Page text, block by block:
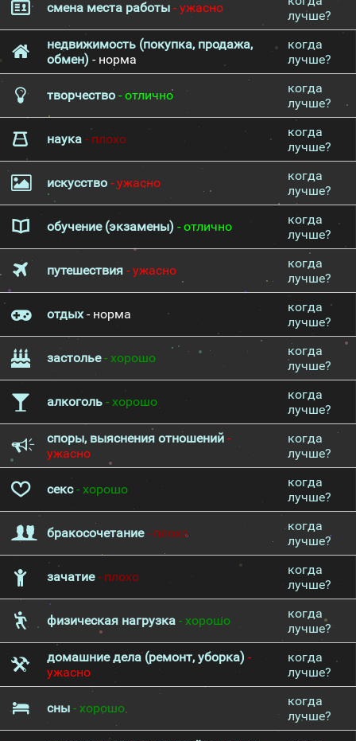
смена места работы - ужасно
лучше?
недвижимость (покупка, продажа,
обмен) - норма
когда
лучше?
творчество - отлично
когда
лучше?
наука - плохо
когда
лучше?
искусство - ужасно
когда
лучше?
обучение (экзамены) - отлично
когда
лучше?
путешествия - ужасно
когда
лучше?
отдых- норма
когда
лучше?
застолье- хорошо
когда
лучше?
алкоголь - хорошо
когда
лучше?
споры, выяснения отношений -
ужасно
когда
лучше?
секс- хорошо
когда
лучше?
бракосочетание- плохо
когда
лучше?
зачатие- плохо
когда
лучше?
физическая нагрузка - хорошо
когда
лучше?
домашние дела (ремонт, уборка) -
ужасно
когда
лучше?
сны - хорошо
когда
лучше?